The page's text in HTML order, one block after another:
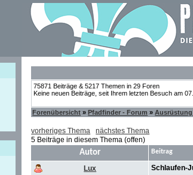
75871 Beiträge & 5217 Themen in 29 Foren
Keine neuen Beiträge, seit Ihrem letzten Besuch am
Forenübersicht »Pfadfinder - Forum »
vorheriges Thema
nächstes Thema
5 Beiträge in diesem Thema (offen)
Autor Beitrag
Lux Schlaufen-